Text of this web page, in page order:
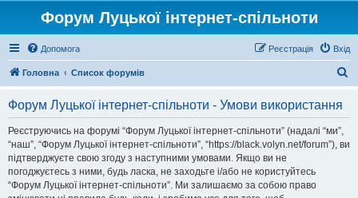
Форум Луцької інтернет-спільноти
Допомога Вхід
Реєстрація
Головна Список форумів
Форум Луцької інтернет-спільноти - Умови використання
Реєструючись на форумі “Форум Луцької інтернет-спільноти” (надалі “ми”,
“наш”, “Форум Луцької інтернет-спільноти”, “https://black.volyn.net/forum”), ви
підтверджуєте свою згоду з наступними умовами. Якщо ви не
погоджуєтесь з ними, будь ласка, не заходьте і/або не користуйтесь
“Форум Луцької інтернет-спільноти”. Ми залишаємо за собою право